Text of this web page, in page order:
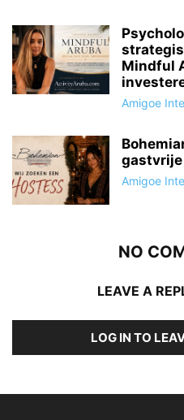
Mindful
Amigoe
Amigoe
NO
LEAVE A
LOG IN TO